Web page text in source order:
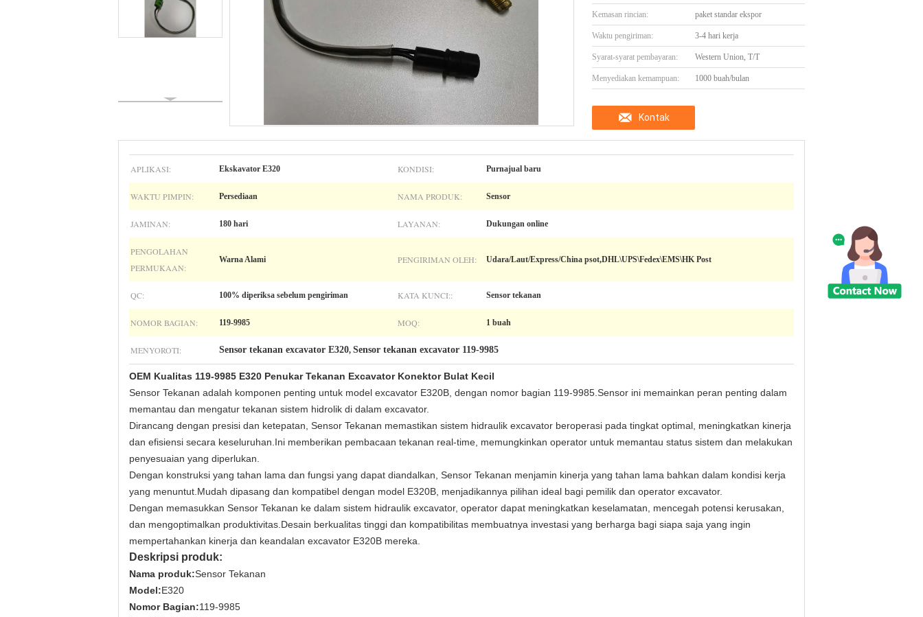
Kemasan rincian: paket standar ekspor
Waktu pengiriman: 3-4 hari kerja
Syarat-syarat pembayaran: Western Union, T/T
Menyediakan kemampuan: 1000 buah/bulan
Kontak
APLIKASI: Ekskavator E320 KONDISI: Purnajual baru
WAKTU PIMPIN: Persediaan NAMA PRODUK: Sensor
JAMINAN: 180 hari LAYANAN: Dukungan online
PENGOLAHAN
PERMUKAAN:
Warna Alami PENGIRIMAN OLEH: Udara/Laut/Express/China psot,DHL\UPS\Fedex\EMS\HK Post
QC: 100% diperiksa sebelum pengiriman KATA KUNCI:: Sensor tekanan
NOMOR BAGIAN: 119-9985 MOQ: 1 buah
MENYOROTI: Sensor tekanan excavator E320, Sensor tekanan excavator 119-9985
OEM Kualitas 119-9985 E320 Penukar Tekanan Excavator Konektor Bulat Kecil
Sensor Tekanan adalah komponen penting untuk model excavator E320B, dengan nomor bagian 119-9985.Sensor ini memainkan peran penting dalam
memantau dan mengatur tekanan sistem hidrolik di dalam excavator.
Dirancang dengan presisi dan ketepatan, Sensor Tekanan memastikan sistem hidraulik excavator beroperasi pada tingkat optimal, meningkatkan kinerja
dan efisiensi secara keseluruhan.Ini memberikan pembacaan tekanan real-time, memungkinkan operator untuk memantau status sistem dan melakukan
penyesuaian yang diperlukan.
Dengan konstruksi yang tahan lama dan fungsi yang dapat diandalkan, Sensor Tekanan menjamin kinerja yang tahan lama bahkan dalam kondisi kerja
yang menuntut.Mudah dipasang dan kompatibel dengan model E320B, menjadikannya pilihan ideal bagi pemilik dan operator excavator.
Dengan memasukkan Sensor Tekanan ke dalam sistem hidraulik excavator, operator dapat meningkatkan keselamatan, mencegah potensi kerusakan,
dan mengoptimalkan produktivitas.Desain berkualitas tinggi dan kompatibilitas membuatnya investasi yang berharga bagi siapa saja yang ingin
mempertahankan kinerja dan keandalan excavator E320B mereka.
Deskripsi produk:
Nama produk:Sensor Tekanan
Model:E320
Nomor Bagian:119-9985